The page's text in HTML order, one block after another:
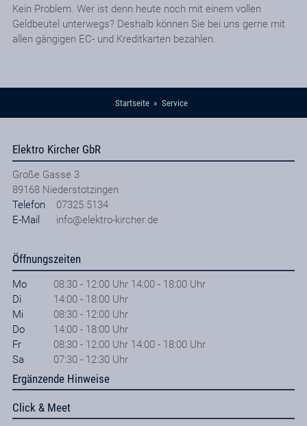
Kein Problem. Wer ist denn heute noch mit einem vollen
Geldbeutel unterwegs? Deshalb können Sie bei uns gerne mit
allen gängigen EC- und Kreditkarten bezahlen.
Startseite Service
Elektro Kircher GbR
Große Gasse 3
89168 Niederstotzingen
Telefon
07325 5134
E-Mail
info@elektro-kircher.de
Öffnungszeiten
Mo
08:30 - 12:00 Uhr 14:00 - 18:00 Uhr
Di
14:00 - 18:00 Uhr
Mi
08:30 - 12:00 Uhr
Do
14:00 - 18:00 Uhr
Fr
08:30 - 12:00 Uhr 14:00 - 18:00 Uhr
Sa
07:30 - 12:30 Uhr
Ergänzende Hinweise
Click & Meet